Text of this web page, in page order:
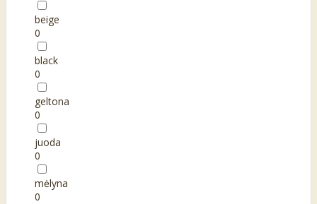
beige
0
black
0
geltona
0
juoda
0
mėlyna
0